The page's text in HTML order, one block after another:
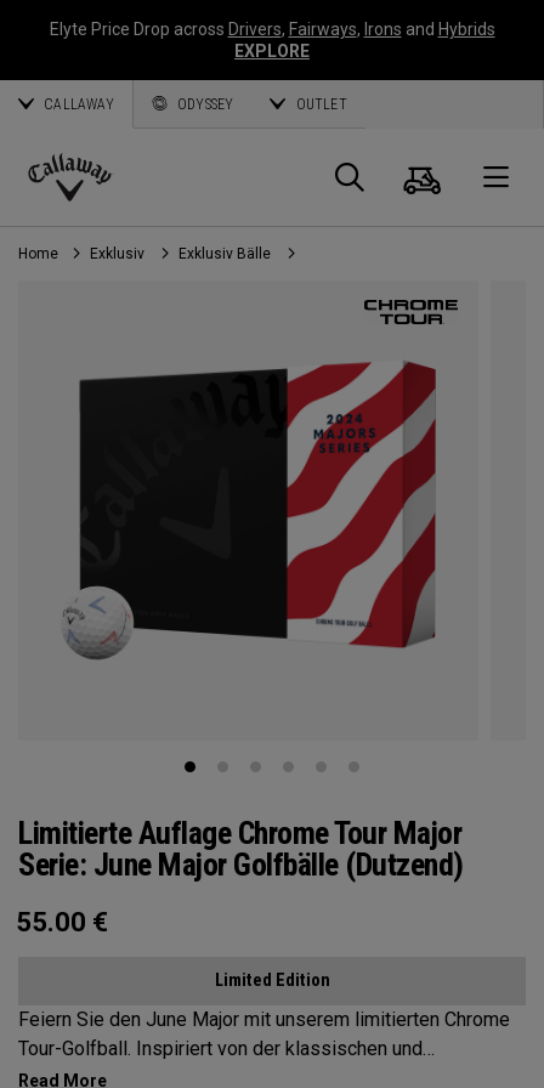
Elyte Price Drop across Drivers, Fairways, Irons and Hybrids
EXPLORE
CALLAWAY ODYSSEY OUTLET
Callaway
Golf
Suche
Home Exklusiv Exklusiv Bälle
Limitierte Auflage Chrome Tour Major
Serie: June Major Golfbälle (Dutzend)
55.00 €
Limited Edition
Feiern Sie den June Major mit unserem limitierten Chrome
Tour-Golfball. Inspiriert von der klassischen und
traditionellen, von Bäumen gesäumten Schönheit des